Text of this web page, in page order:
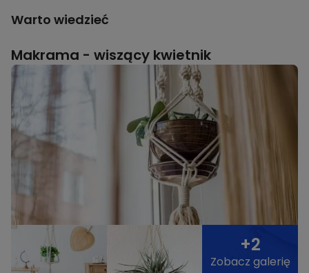
Warto wiedzieć
Makrama - wiszący kwietnik
+2
Zobacz galerię